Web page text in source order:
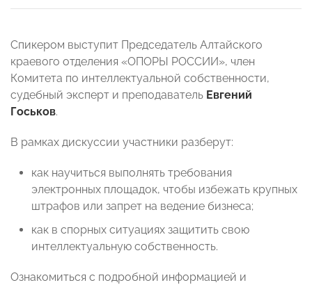
Спикером выступит Председатель Алтайского
краевого отделения «ОПОРЫ РОССИИ», член
Комитета по интеллектуальной собственности,
судебный эксперт и преподаватель Евгений
Госьков.
В рамках дискуссии участники разберут:
как научиться выполнять требования
электронных площадок, чтобы избежать крупных
штрафов или запрет на ведение бизнеса;
как в спорных ситуациях защитить свою
интеллектуальную собственность.
Ознакомиться с подробной информацией и